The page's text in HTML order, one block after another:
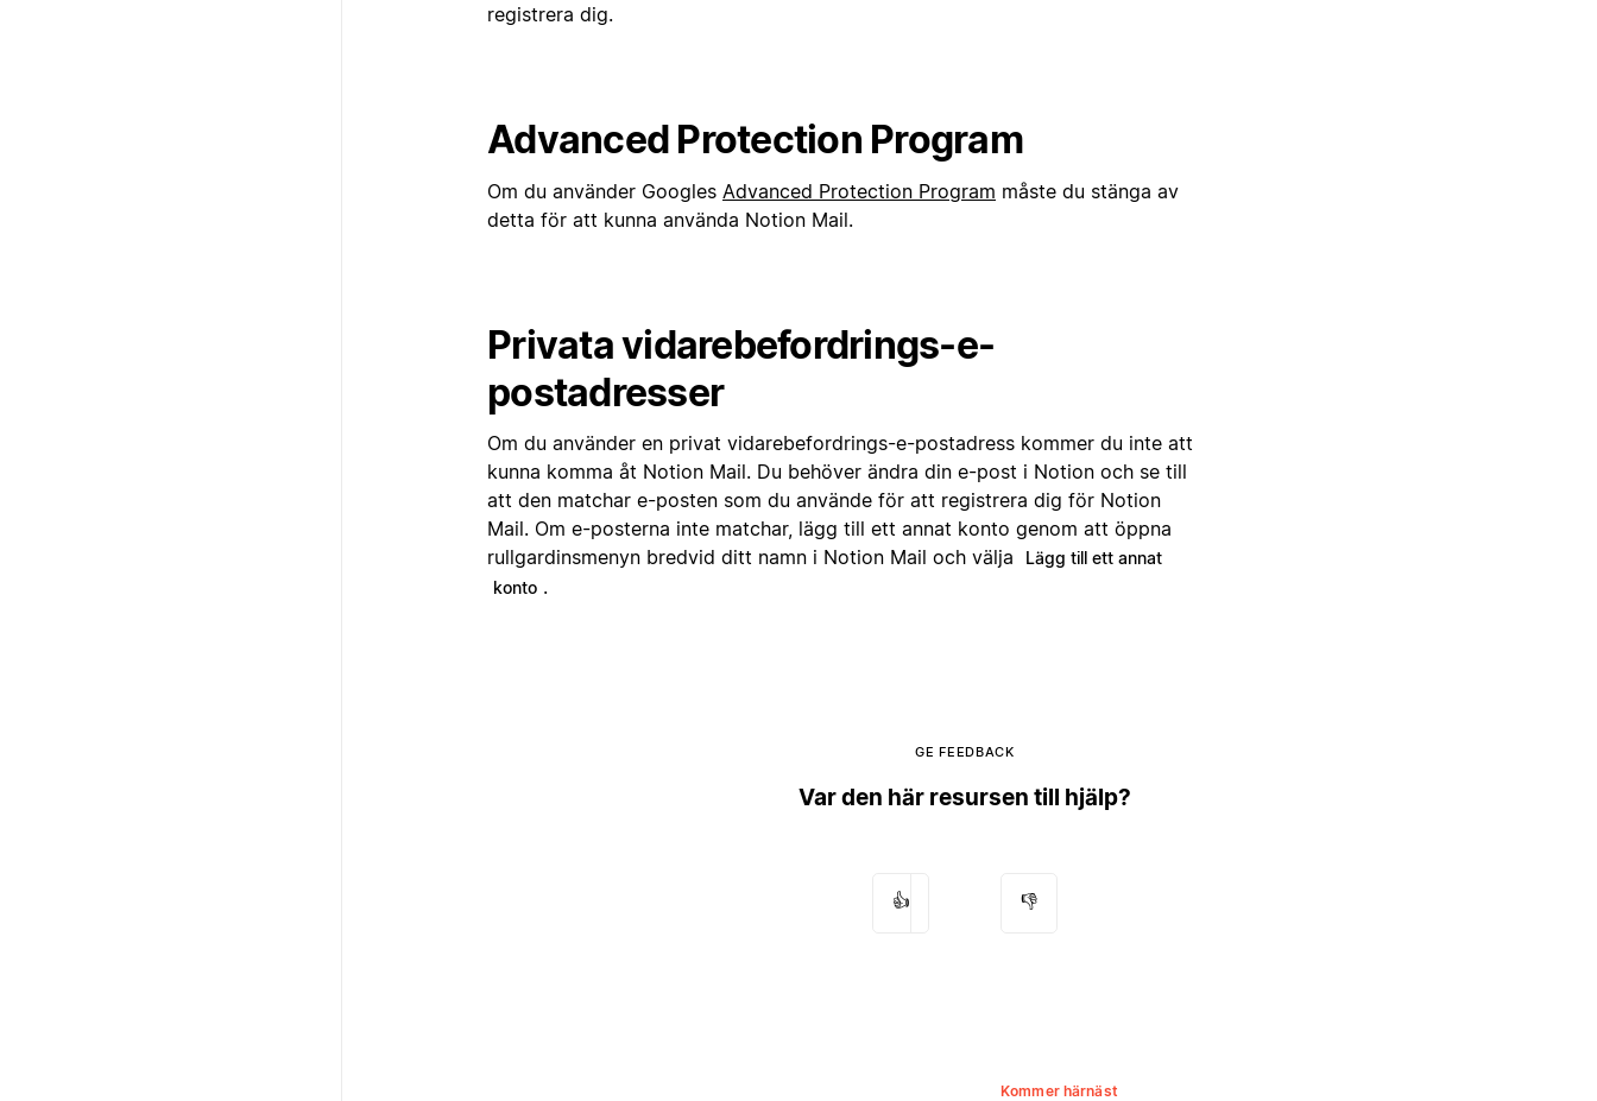
registrera dig.
Advanced Protection Program
Om du använder Googles Advanced Protection Program måste du stänga av
detta för att kunna använda Notion Mail.
Privata vidarebefordrings-e-
postadresser
Om du använder en privat vidarebefordrings-e-postadress kommer du inte att
kunna komma åt Notion Mail. Du behöver ändra din e-post i Notion och se till
att den matchar e-posten som du använde för att registrera dig för Notion
Mail. Om e-posterna inte matchar, lägg till ett annat konto genom att öppna
rullgardinsmenyn bredvid ditt namn i Notion Mail och välja
Lägg till ett annat
konto .
GE FEEDBACK
Var den här resursen till hjälp?
👍 👎
Kommer härnäst